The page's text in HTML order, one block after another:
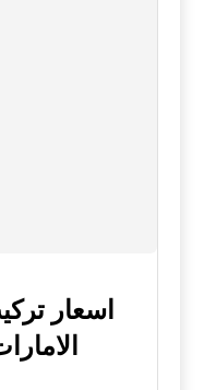
اسعار
الامارات